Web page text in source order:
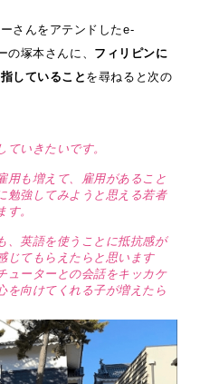
さんをアテンドしたe-
塚本さんに、 フィリピンに
していること を尋ねると次の
いきたいです。
用も増えて、雇用があること
勉強してみようと思える若者
。
、英語を使うことに抵抗感が
じてもらえたらと思います
ューターとの会話をキッカケ
を向けてくれる子が増えたら